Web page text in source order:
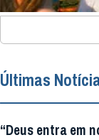
Últimas
“Deus entra em